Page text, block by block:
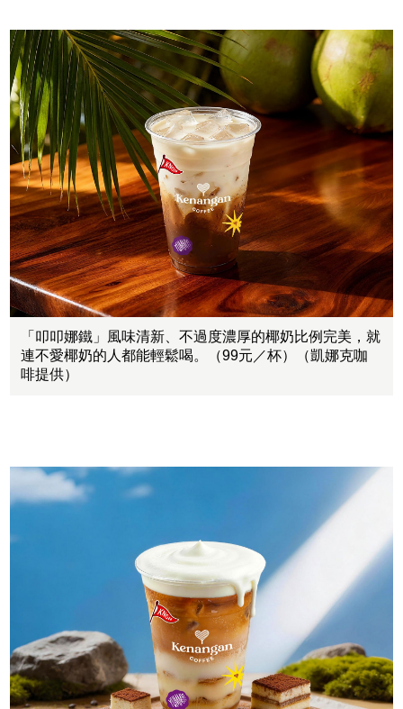
「叩叩娜鐵」風味清新、不過度濃厚的椰奶比例完美，就
連不愛椰奶的人都能輕鬆喝。（99元／杯）（凱娜克咖
啡提供）